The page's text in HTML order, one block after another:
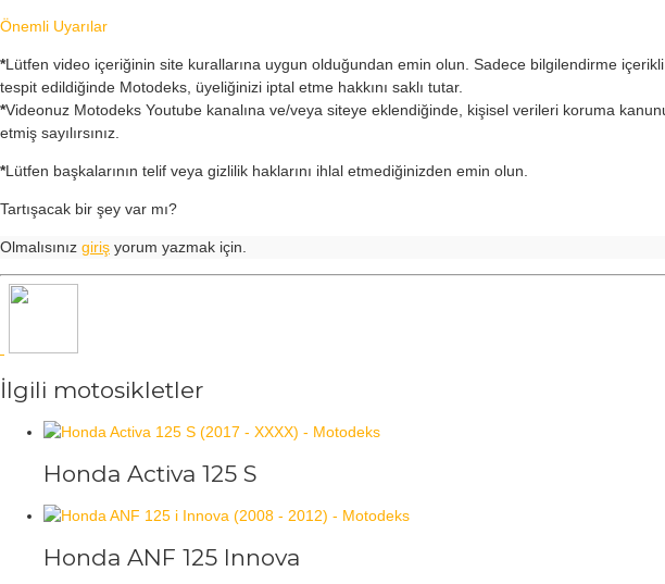
Önemli Uyarılar
*Lütfen video içeriğinin site kurallarına uygun olduğundan emin olun. Sadece bilgilendirme
tespit edildiğinde Motodeks, üyeliğinizi iptal etme hakkını saklı tutar.
*Videonuz Motodeks Youtube kanalına ve/veya siteye eklendiğinde, kişisel verileri koruma
etmiş sayılırsınız.
*Lütfen başkalarının telif veya gizlilik haklarını ihlal etmediğinizden emin olun.
Tartışacak bir şey var mı?
Olmalısınız giriş yorum yazmak için.
İlgili motosikletler
Honda Activa 125 S
Honda ANF 125 Innova